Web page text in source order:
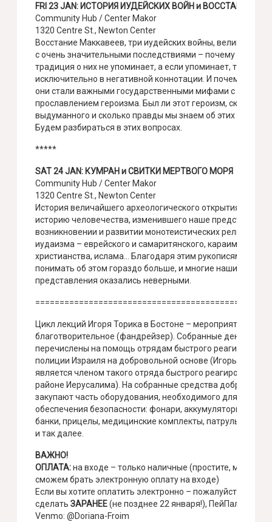
FRI 23 JAN: ИСТОРИЯ ИУДЕЙСКИХ ВОЙН и ВОССТАНИЙ
Community Hub / Center Makor
1320 Centre St., Newton Center
Восстание Маккавеев, три иудейских войны, великие
с очень значительными последствиями – почему
традиция о них не упоминает, а если упоминает, то
исключительно в негативной коннотации. И почему при
они стали важными государственными мифами с
прославлением героизма. Был ли этот героизм, сколько
выдуманного и сколько правды мы знаем об этих
Будем разбираться в этих вопроcах.
*****
SAT 24 JAN: КУМРАН и СВИТКИ МЕРТВОГО МОРЯ
Community Hub / Center Makor
1320 Centre St., Newton Center
История величайшего археологического открытия за всю
историю человечества, изменившего наше
возникновении и развитии монотеистических религий:
иудаизма – еврейского и самаритянского, караимов,
христианства, ислама… Благодаря этим рукописям мы
понимать об этом гораздо больше, и многие наши
представления оказались неверными.
Цикл лекций Игоря Торика в Бостоне – мероприятие
благотворительное (фандрейзер). Собранные деньги
перечислены на помощь отрядам быстрого реагирования
полиции Израиля на добровольной основе (Игорь сам
является членом такого отряда быстрого реагирования, в
районе Иерусалима). На собранные средства
закупают часть оборудования, необходимого для
обеспечения безопасности: фонари, аккумуляторы, пауэр
банки, прицелы, медицинские комплекты, патрульные
и так далее.
ВАЖНО!
ОПЛАТА:на входе – только наличные (простите, мы
сможем брать электронную оплату на входе)
Если вы хотите оплатить электронно – пожалуйста, это
сделатьЗАРАНЕЕ(не позднее 22 января!), ПейПал или
Venmo: @Doriana-Froim